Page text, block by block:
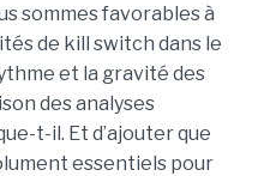
sommes favorables à
de kill switch dans le
et la gravité des
des analyses
t-il. Et d’ajouter que
essentiels pour